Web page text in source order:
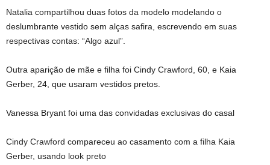
Natalia compartilhou duas fotos da modelo modelando o
deslumbrante vestido sem alças safira, escrevendo em suas
respectivas contas: “Algo azul”.
Outra aparição de mãe e filha foi Cindy Crawford, 60, e Kaia
Gerber, 24, que usaram vestidos pretos.
Vanessa Bryant foi uma das convidadas exclusivas do casal
Cindy Crawford compareceu ao casamento com a filha Kaia
Gerber, usando look preto